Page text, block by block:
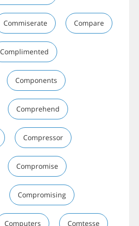
Commiserate Compare
Complimented
Components
Comprehend
Compressor
Compromise
Compromising
Computers Comtesse